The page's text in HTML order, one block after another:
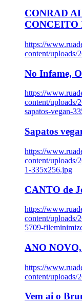
CONRAD
CONCEITO
https://
content/uploads/
No Infame,
https://
content/uploads/
sapatos-vegan-
Sapatos
https://
content/uploads/
1-335x256.jpg
CANTO de
https://
content/uploads/
5709-
ANO
https://
content/uploads/
Vem ai o